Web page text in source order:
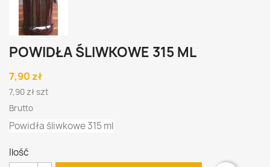
POWIDŁA ŚLIWKOWE 315 ML
7,90 zł
7,90 zł szt
Brutto
Powidła śliwkowe 315 ml
Ilość